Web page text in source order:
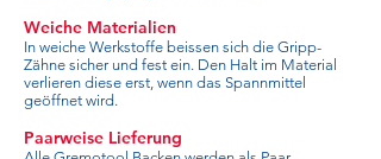
Weiche Materialien
In weiche Werkstoffe beissen sich die Gripp-
Zähne sicher und fest ein. Den Halt im Material
verlieren diese erst, wenn das Spannmittel
geöffnet wird.
Paarweise Lieferung